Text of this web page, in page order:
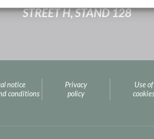
STREET H, STAND 128
notice
conditions
Privacy
policy
Use of
cookies